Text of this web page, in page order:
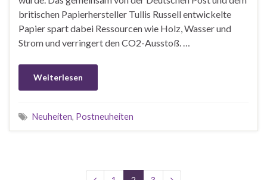
britischen Papierhersteller Tullis Russell entwickelte
Papier spart dabei Ressourcen wie Holz, Wasser und
Strom und verringert den CO2-Ausstoß. …
Weiterlesen
Neuheiten, Postneuheiten